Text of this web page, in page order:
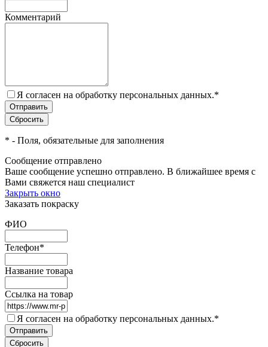
Комментарий
Я согласен на обработку персональных данных.*
* - Поля, обязательные для заполнения
Сообщение отправлено
Ваше сообщение успешно отправлено. В ближайшее время с
Вами свяжется наш специалист
Закрыть окно
Заказать покраску
ФИО
Телефон*
Название товара
Ссылка на товар
Я согласен на обработку персональных данных.*